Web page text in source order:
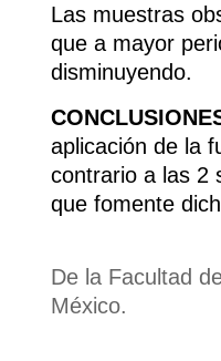
Las muestras
que a mayor
disminuyendo.
aplicación de la
contrario a las 2
que fomente
De la Facultad
México.